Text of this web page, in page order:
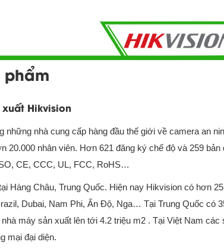
phẩm
Hikvision
những nhà cung cấp hàng đầu thế giới về camera an
20.000 nhân viên. Hơn 621 đăng ký chế độ và 259
CE, CCC, UL, FCC, RoHS…
Hàng Châu, Trung Quốc. Hiện nay Hikvision có hơn
Dubai, Nam Phi, Ấn Độ, Nga… Tại Trung Quốc có
máy sản xuất lên tới 4.2 triệu m2 . Tại Việt Nam
mại đại diện.